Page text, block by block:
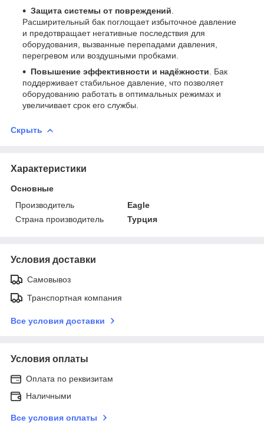
Защита системы от повреждений
Расширительный бак поглощает избыточное давление
и предотвращает негативные последствия для
оборудования, вызванные перепадами давления,
перегревом или воздушными пробками.
Повышение эффективности и надёжности . Бак
поддерживает стабильное давление, что позволяет
оборудованию работать в оптимальных режимах и
увеличивает срок его службы.
Скрыть
Характеристики
Основные
Производитель
Eagle
Страна производитель
Турция
Условия доставки
Самовывоз
Транспортная компания
Все условия доставки
Условия оплаты
Оплата по реквизитам
Наличными
Все условия оплаты